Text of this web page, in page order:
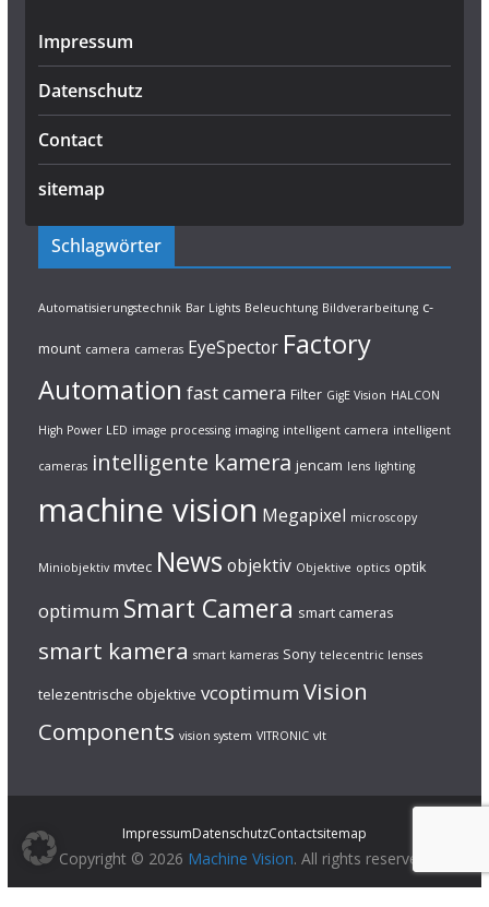
Impressum
Datenschutz
Contact
sitemap
Schlagwörter
Automatisierungstechnik Bar Lights Beleuchtung Bildverarbeitung c-
mount camera cameras EyeSpector Factory
Automation fast camera Filter GigE Vision HALCON
High Power LED image processing imaging intelligent camera intelligent
cameras intelligente kamera jencam lens lighting
machine vision Megapixel microscopy
Miniobjektiv mvtec News objektiv Objektive optics optik
optimum Smart Camera smart cameras
smart kamera smart kameras Sony telecentric lenses
telezentrische objektive vcoptimum Vision
Components vision system VITRONIC vlt
ImpressumDatenschutzContactsitemap
Copyright © 2026 Machine Vision. All rights reserved.